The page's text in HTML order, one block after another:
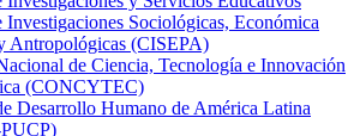
Investigaciones Sociológicas, Económica
Antropológicas (CISEPA)
de Ciencia, Tecnología e Innovación
(CONCYTEC)
Desarrollo Humano de América Latina